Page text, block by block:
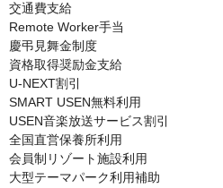
交通費支給
Remote Worker手当
慶弔見舞金制度
資格取得奨励金支給
U-NEXT割引
SMART USEN無料利用
USEN音楽放送サービス割引
全国直営保養所利用
会員制リゾート施設利用
大型テーマパーク利用補助